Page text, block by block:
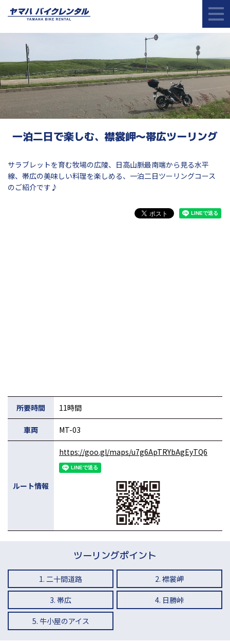
一泊二日で楽しむ、襟裳岬～帯広ツーリング
サラブレットを育む牧場の広陵、日高山脈最南端から見る水平
線、帯広の美味しい料理を楽しめる、一泊二日ツーリングコース
のご紹介です♪
所要時間 11時間
車両 MT-03
ルート情報
https://goo.gl/maps/u7g6ApTRYbAgEyTQ6
ツーリングポイント
1. 二十間道路 2. 襟裳岬
3. 帯広 4. 日勝峠
5. 牛小屋のアイス